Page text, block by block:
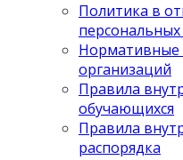
Политика в
Нормативные
организаций
Правила
обучающихся
Правила
распорядка